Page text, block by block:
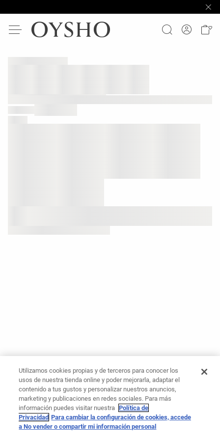
Utilizamos cookies propias y de terceros para conocer los
usos de nuestra tienda online y poder mejorarla, adaptar el
contenido a tus gustos y personalizar nuestros anuncios,
marketing y publicaciones en redes sociales. Para más
información puedes visitar nuestra Política de
Privacidad Para cambiar la configuración de cookies, accede
a No vender o compartir mi información personal